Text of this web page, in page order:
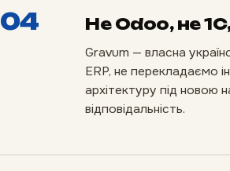
04 Не Odoo, не
Gravum — власна
ERP, не перекладаємо
архітектуру під новою
відповідальність.